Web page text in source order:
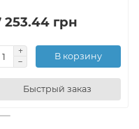
253.44 грн
В корзину
Быстрый заказ